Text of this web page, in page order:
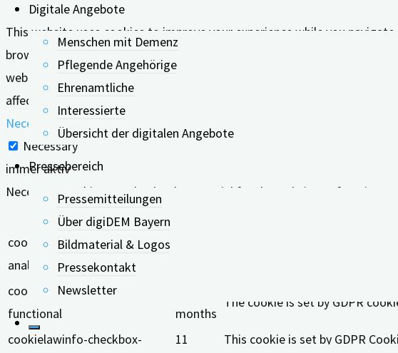
Digitale Angebote
Menschen mit Demenz
Pflegende Angehörige
Ehrenamtliche
Interessierte
Übersicht der digitalen Angebote
Pressebereich
Pressemitteilungen
Über digiDEM Bayern
Bildmaterial & Logos
Pressekontakt
Newsletter
This website uses cookies to improve your experience while you
browser as they are essential for the working of basic functionalities of
website. These cookies will be stored in your browser only with your
affect your browsing experience.
Necessary
Necessary
immer aktiv
Necessary cookies are absolutely essential for the website to function
Keks
cookielawinfo-checkbox-
analytics
cookielawinfo-checkbox-
functional
months
The cookie is set by GDPR
cookielawinfo-checkbox-
11
This cookie is set by GDPR